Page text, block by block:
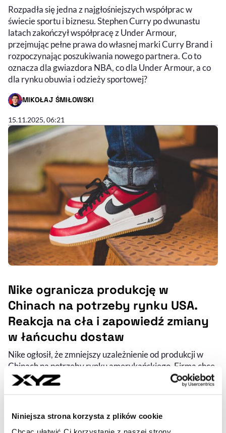
Niniejsza strona korzysta z plików cookie
Rozpadła się jedna z najgłośniejszych współprac w
świecie sportu i biznesu. Stephen Curry po dwunastu
latach zakończył współpracę z Under Armour,
przejmując pełne prawa do własnej marki Curry Brand i
rozpoczynając poszukiwania nowego partnera. Co to
oznacza dla gwiazdora NBA, co dla Under Armour, a co
dla rynku obuwia i odzieży sportowej?
MIKOŁAJ ŚMIŁOWSKI
- AUTOR ARTYKUŁU - PROFIL
15.11.2025, 06:21
Nike ogranicza produkcję w
Chinach na potrzeby rynku USA.
Reakcja na cła i zapowiedź zmiany
w łańcuchu dostaw
Nike ogłosił, że zmniejszy uzależnienie od produkcji w
Chinach na potrzeby rynku amerykańskiego. Firma chce
w ten sposób ograniczyć wpływ ceł na import i
zapowiada lepsze od oczekiwanych wyniki za I kwartał
MICHAŁ SZCZEŚNIEWSKI